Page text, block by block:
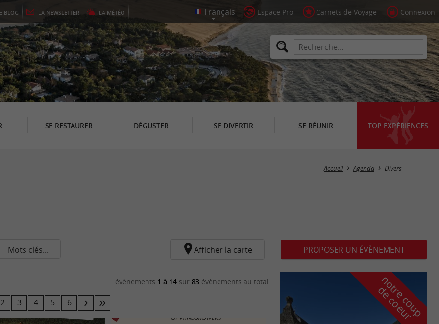
BLOG LA NEWSLETTER LA MÉTÉO Espace Pro Carnets de Voyage Connexion
SE RESTAURER DÉGUSTER SE DIVERTIR SE RÉUNIR TOP EXPÉRIENCES
Masquer la carte
Accueil Agenda Divers
Mots clés... Afficher la carte
évènements 1 à 14 sur 83 évènements au total
2 3 4 5 6
PROPOSER UN ÉVÈNEMENT
n
o
t
r
e
c
o
u
p
d
e
c
o
e
u
r